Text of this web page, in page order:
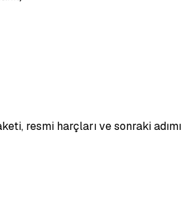
resmi harçları ve sonraki